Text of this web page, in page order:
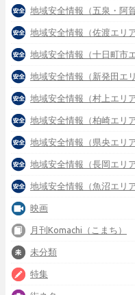
地域安全情報（五泉・阿
地域安全情報（佐渡エリア
地域安全情報（十日町市
地域安全情報（新発田エリ
地域安全情報（村上エリア
地域安全情報（柏崎エリア
地域安全情報（県央エリア
地域安全情報（長岡エリア
地域安全情報（魚沼エリア
映画
月刊Komachi（こまち）
未分類
特集